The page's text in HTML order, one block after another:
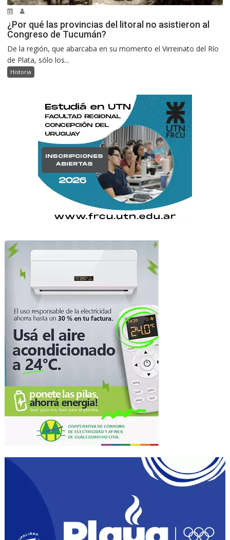
¿Por qué las provincias del litoral no asistieron al
Congreso de Tucumán?
De la región, que abarcaba en su momento el Virreinato del Río
de Plata, sólo los...
Historia